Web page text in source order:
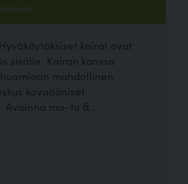
koirat ovat
sisälle. Koiran kanssa
mahdollinen
kovaääniset
Avoinna ma–to &...